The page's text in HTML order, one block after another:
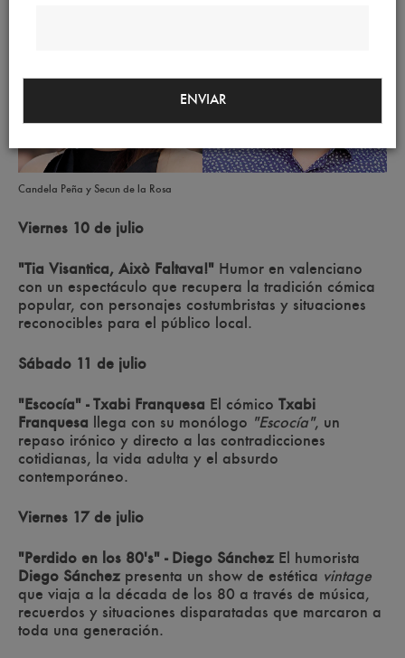
ENVIAR
Candela Peña y Secun de la Rosa
Viernes 10 de julio
"Tia Visantica, Això Faltava!" Humor en valenciano
con un espectáculo que recupera la tradición cómica
popular, con personajes costumbristas y situaciones
reconocibles para el público local.
Sábado 11 de julio
"Escocía" - Txabi Franquesa El cómico Txabi
Franquesa llega con su monólogo "Escocía", un
repaso irónico y directo a las contradicciones
cotidianas, la vida adulta y el absurdo
contemporáneo.
Viernes 17 de julio
"Perdido en los 80's" - Diego Sánchez El humorista
Diego Sánchez presenta un show de estética vintage
que viaja a la década de los 80 a través de música,
recuerdos y situaciones disparatadas que marcaron a
toda una generación.